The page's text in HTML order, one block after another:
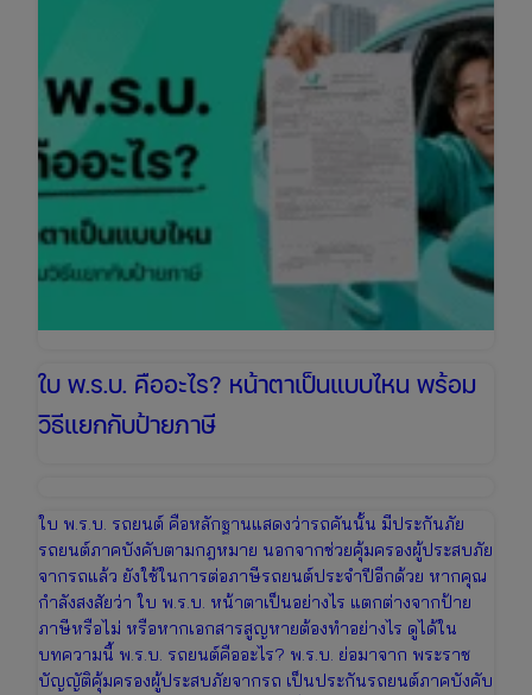
เช็ก
ข้อมูล
เพื่อ
เตรียม
ให้
ใบ พ.ร.บ. คืออะไร? หน้าตาเป็นแบบไหน พร้อม
วิธีแยกกับป้ายภาษี
ใบ พ.ร.บ. รถยนต์ คือหลักฐานแสดงว่ารถคันนั้น มีประกันภัย
รถยนต์ภาคบังคับตามกฎหมาย นอกจากช่วยคุ้มครองผู้ประสบภัย
จากรถแล้ว ยังใช้ในการต่อภาษีรถยนต์ประจำปีอีกด้วย หากคุณ
กำลังสงสัยว่า ใบ พ.ร.บ. หน้าตาเป็นอย่างไร แตกต่างจากป้าย
ภาษีหรือไม่ หรือหากเอกสารสูญหายต้องทำอย่างไร ดูได้ใน
บทความนี้ พ.ร.บ. รถยนต์คืออะไร? พ.ร.บ. ย่อมาจาก พระราช
บัญญัติคุ้มครองผู้ประสบภัยจากรถ เป็นประกันรถยนต์ภาคบังคับ